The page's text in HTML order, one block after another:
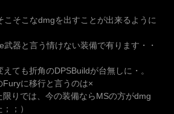
こそこなdmgを出すことが出来るように
器と言う情けない装備で有ります・・
ても折角のDPSBuildが台無しに・。
Furyに移行と言うのは×
限りでは、今の装備ならMSの方がdmg
；）